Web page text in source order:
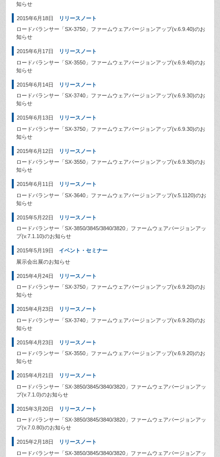
知らせ
2015年6月18日
リリースノート
ロードバランサー「SX-3750」ファームウェアバージョンアップ(v.6.9.40)のお
知らせ
2015年6月17日
リリースノート
ロードバランサー「SX-3550」ファームウェアバージョンアップ(v.6.9.40)のお
知らせ
2015年6月14日
リリースノート
ロードバランサー「SX-3740」ファームウェアバージョンアップ(v.6.9.30)のお
知らせ
2015年6月13日
リリースノート
ロードバランサー「SX-3750」ファームウェアバージョンアップ(v.6.9.30)のお
知らせ
2015年6月12日
リリースノート
ロードバランサー「SX-3550」ファームウェアバージョンアップ(v.6.9.30)のお
知らせ
2015年6月11日
リリースノート
ロードバランサー「SX-3640」ファームウェアバージョンアップ(v.5.1120)のお
知らせ
2015年5月22日
リリースノート
ロードバランサー「SX-3850/3845/3840/3820」ファームウェアバージョンアッ
プ(v.7.1.10)のお知らせ
2015年5月19日
イベント・セミナー
展示会出展のお知らせ
2015年4月24日
リリースノート
ロードバランサー「SX-3750」ファームウェアバージョンアップ(v.6.9.20)のお
知らせ
2015年4月23日
リリースノート
ロードバランサー「SX-3740」ファームウェアバージョンアップ(v.6.9.20)のお
知らせ
2015年4月23日
リリースノート
ロードバランサー「SX-3550」ファームウェアバージョンアップ(v.6.9.20)のお
知らせ
2015年4月21日
リリースノート
ロードバランサー「SX-3850/3845/3840/3820」ファームウェアバージョンアッ
プ(v.7.1.0)のお知らせ
2015年3月20日
リリースノート
ロードバランサー「SX-3850/3845/3840/3820」ファームウェアバージョンアッ
プ(v.7.0.80)のお知らせ
2015年2月18日
リリースノート
ロードバランサー「SX-3850/3845/3840/3820」ファームウェアバージョンアッ